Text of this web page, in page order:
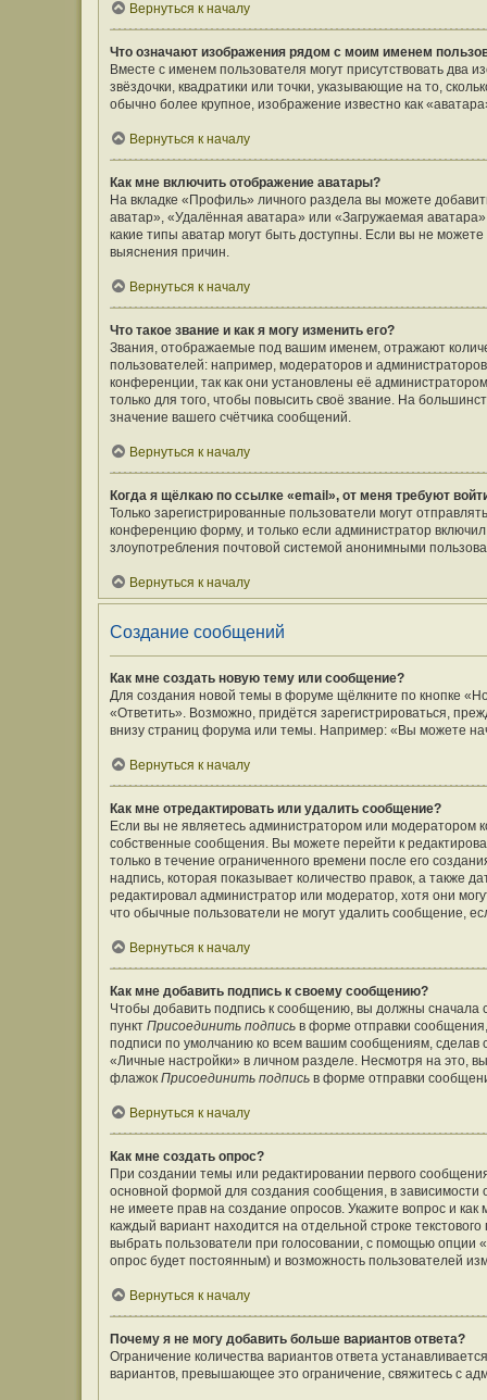
Вернуться к началу
Что означают изображения рядом с моим именем
Вместе с именем пользователя могут присутствовать
звёздочки, квадратики или точки, указывающие на то,
обычно более крупное, изображение известно как
Вернуться к началу
Как мне включить отображение аватары?
На вкладке «Профиль» личного раздела вы можете
аватар», «Удалённая аватара» или «Загружаемая
какие типы аватар могут быть доступны. Если вы не
выяснения причин.
Вернуться к началу
Что такое звание и как я могу изменить его?
Звания, отображаемые под вашим именем, отражают
пользователей: например, модераторов и
конференции, так как они установлены её
только для того, чтобы повысить своё звание. На
значение вашего счётчика сообщений.
Вернуться к началу
Когда я щёлкаю по ссылке «email», от меня требуют
Только зарегистрированные пользователи могут
конференцию форму, и только если администратор
злоупотребления почтовой системой анонимными
Вернуться к началу
Создание сообщений
Как мне создать новую тему или сообщение?
Для создания новой темы в форуме щёлкните по кнопке
«Ответить». Возможно, придётся зарегистрироваться,
внизу страниц форума или темы. Например: «Вы можете
Вернуться к началу
Как мне отредактировать или удалить сообщение?
Если вы не являетесь администратором или модератором
собственные сообщения. Вы можете перейти к
только в течение ограниченного времени после его
надпись, которая показывает количество правок, а также
редактировал администратор или модератор, хотя они
что обычные пользователи не могут удалить сообщение,
Вернуться к началу
Как мне добавить подпись к своему сообщению?
Чтобы добавить подпись к сообщению, вы должны сначала
пункт Присоединить подпись в форме отправки
подписи по умолчанию ко всем вашим сообщениям,
«Личные настройки» в личном разделе. Несмотря на это,
флажок Присоединить подпись в форме отправки
Вернуться к началу
Как мне создать опрос?
При создании темы или редактировании первого
основной формой для создания сообщения, в зависимости
не имеете прав на создание опросов. Укажите вопрос и
каждый вариант находится на отдельной строке
выбрать пользователи при голосовании, с помощью опции
опрос будет постоянным) и возможность пользователей
Вернуться к началу
Почему я не могу добавить больше вариантов ответа?
Ограничение количества вариантов ответа
вариантов, превышающее это ограничение, свяжитесь с